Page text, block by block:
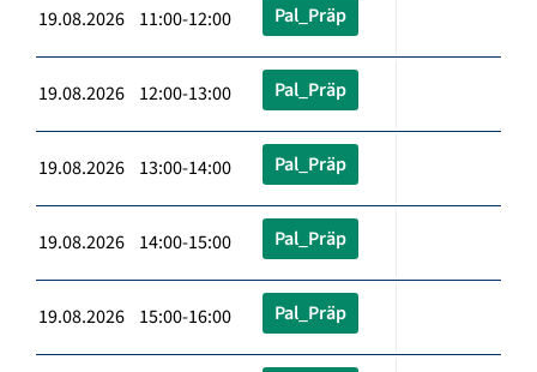
19.08.2026 11:00-12:00 Pal_Präp
19.08.2026 12:00-13:00 Pal_Präp
19.08.2026 13:00-14:00 Pal_Präp
19.08.2026 14:00-15:00 Pal_Präp
19.08.2026 15:00-16:00 Pal_Präp